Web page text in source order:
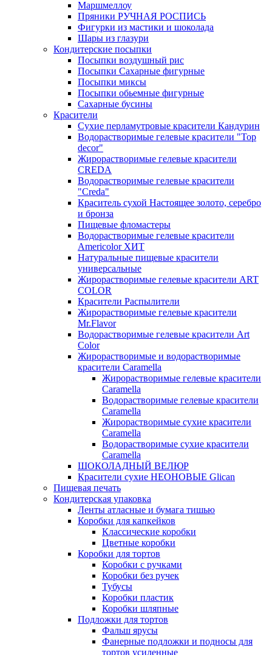
Маршмеллоу
Пряники РУЧНАЯ РОСПИСЬ
Фигурки из мастики и шоколада
Шары из глазури
Кондитерские посыпки
Посыпки воздушный рис
Посыпки Сахарные фигурные
Посыпки миксы
Посыпки обьемные фигурные
Сахарные бусины
Красители
Сухие перламутровые красители Кандурин
Водорастворимые гелевые красители "Top
decor"
Жирорастворимые гелевые красители
CREDA
Водорастворимые гелевые красители
"Creda"
Краситель сухой Настоящее золото, серебро
и бронза
Пищевые фломастеры
Водорастворимые гелевые красители
Americolor ХИТ
Натуральные пищевые красители
универсальные
Жирорастворимые гелевые красители ART
COLOR
Красители Распылители
Жирорастворимые гелевые красители
Mr.Flavor
Водорастворимые гелевые красители Art
Color
Жирорастворимые и водорастворимые
красители Caramella
Жирорастворимые гелевые красители
Caramella
Водорастворимые гелевые красители
Caramella
Жирорастворимые сухие красители
Caramella
Водорастворимые сухие красители
Caramella
ШОКОЛАДНЫЙ ВЕЛЮР
Красители сухие НЕОНОВЫЕ Glican
Пищевая печать
Кондитерская упаковка
Ленты атласные и бумага тишью
Коробки для капкейков
Классические коробки
Цветные коробки
Коробки для тортов
Коробки с ручками
Коробки без ручек
Тубусы
Коробки пластик
Коробки шляпные
Подложки для тортов
Фальш ярусы
Фанерные подложки и подносы для
тортов усиленные